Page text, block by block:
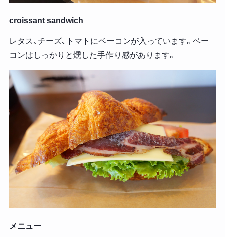
croissant sandwich
レタス、チーズ、トマトにベーコンが入っています。ベー
コンはしっかりと燻した手作り感があります。
メニュー